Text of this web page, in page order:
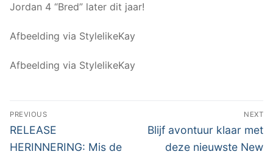
Jordan 4 “Bred” later dit jaar!
Afbeelding via StylelikeKay
Afbeelding via StylelikeKay
Post
navigation
PREVIOUS
Previous
post:
RELEASE
HERINNERING: Mis de
NEXT
Next
post:
Blijf avontuur klaar met
deze nieuwste New